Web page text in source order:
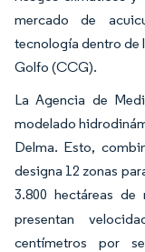
mercado de
tecnología dentro de
Golfo (CCG).
La Agencia de
modelado
Delma. Esto,
designa 12 zonas
3.800 hectáreas de
presentan
centímetros por